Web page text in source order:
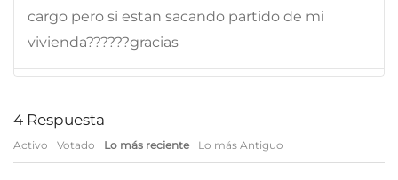
cargo pero si estan sacando partido de mi
vivienda??????gracias
4 Respuesta
Activo Votado Lo más reciente Lo más Antiguo